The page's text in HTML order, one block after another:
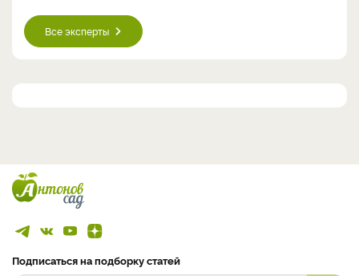
Все эксперты
Подписаться на подборку статей